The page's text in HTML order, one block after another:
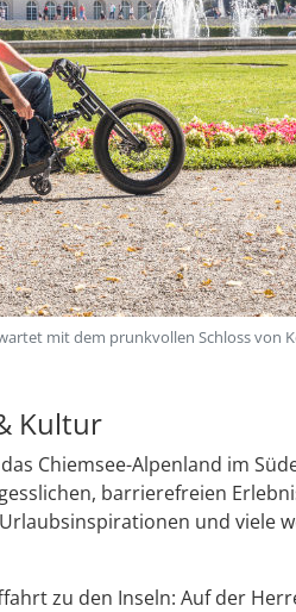
mit dem prunkvollen Schloss von
Kultur
Chiemsee-Alpenland im
barrierefreien
und viele
zu den Inseln: Auf der